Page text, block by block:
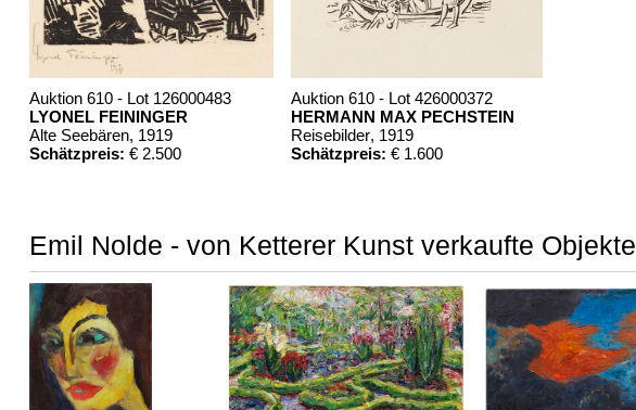
Auktion 610 - Lot 126000483
LYONEL FEININGER
Alte Seebären, 1919
Schätzpreis: € 2.500
Auktion 610 - Lot 426000372
HERMANN MAX PECHSTEIN
Reisebilder, 1919
Schätzpreis: € 1.600
Emil Nolde - von Ketterer Kunst verkaufte Objekte